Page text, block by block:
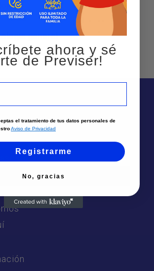
general
interesar
Whatsapp
ahora y sé
de Previser!
el tratamiento de tus datos personales de
Aviso de Privacidad
Registrarme
No, gracias